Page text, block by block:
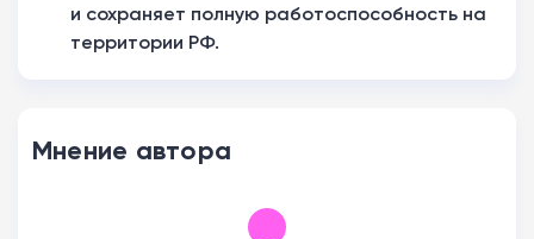
и сохраняет полную работоспособность на
территории РФ.
Мнение автора